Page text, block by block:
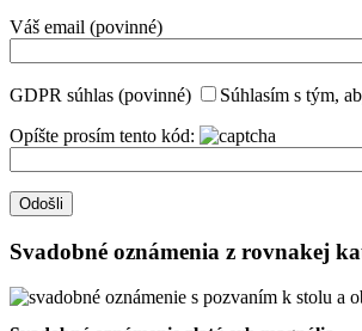
Váš email (povinné)
GDPR súhlas (povinné)
Súhlasím s tým,
Opíšte prosím tento kód:
Svadobné oznámenia z rovnakej